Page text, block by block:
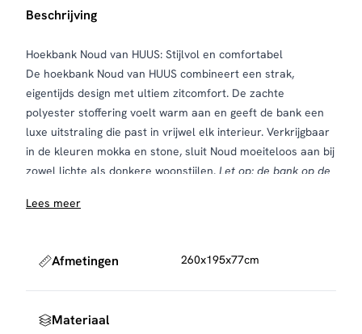
Beschrijving
Hoekbank Noud van HUUS: Stijlvol en comfortabel
De hoekbank Noud van HUUS combineert een strak,
eigentijds design met ultiem zitcomfort. De zachte
polyester stoffering voelt warm aan en geeft de bank een
luxe uitstraling die past in vrijwel elk interieur. Verkrijgbaar
in de kleuren mokka en stone, sluit Noud moeiteloos aan bij
zowel lichte als donkere woonstijlen. Let op: de bank op de
Deze hoekbank valt op door zijn fijne stiknaden en slanke
bank optimaal comfort, ideaal voor lange avonden
ontspannen thuis. Of je nu leest, tv kijkt of gewoon geniet
komen.
Lees meer
Afmetingen 260x195x77cm
Materiaal